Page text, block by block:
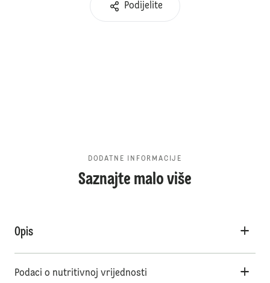
Podijelite
DODATNE INFORMACIJE
Saznajte malo više
Opis
Podaci o nutritivnoj vrijednosti